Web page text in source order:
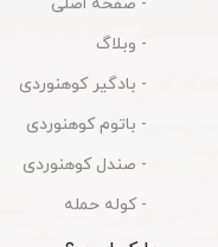
- وبلاگ
- بادگیر کوهنوردی
- باتوم کوهنوردی
- صندل کوهنوردی
- کوله حمله